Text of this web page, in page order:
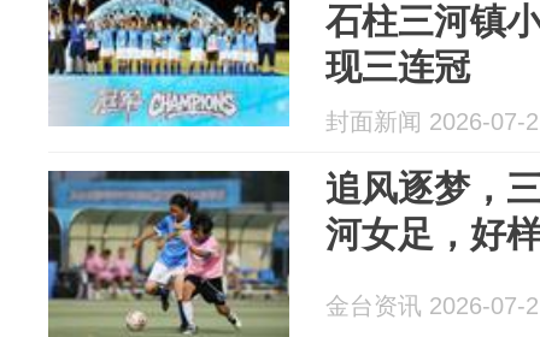
石柱三河镇
现三连冠
封面新闻 2026-07-
追风逐梦，
河女足，好
金台资讯 2026-07-